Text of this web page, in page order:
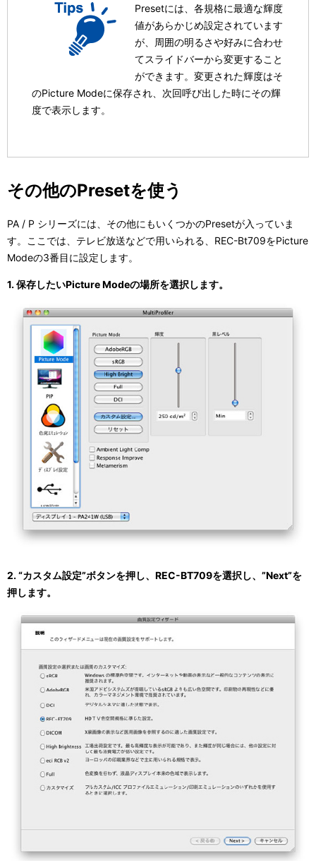
Presetには、各規格に最適な輝度
値があらかじめ設定されています
が、周囲の明るさや好みに合わせ
てスライドバーから変更すること
ができます。変更された輝度はそ
のPicture Modeに保存され、次回呼び出した時にその輝
度で表示します。
その他のPresetを使う
PA / P シリーズには、その他にもいくつかのPresetが入っていま
す。ここでは、テレビ放送などで用いられる、REC-Bt709をPicture
Modeの3番目に設定します。
1. 保存したいPicture Modeの場所を選択します。
2. “カスタム設定”ボタンを押し、REC-BT709を選択し、”Next”を
押します。